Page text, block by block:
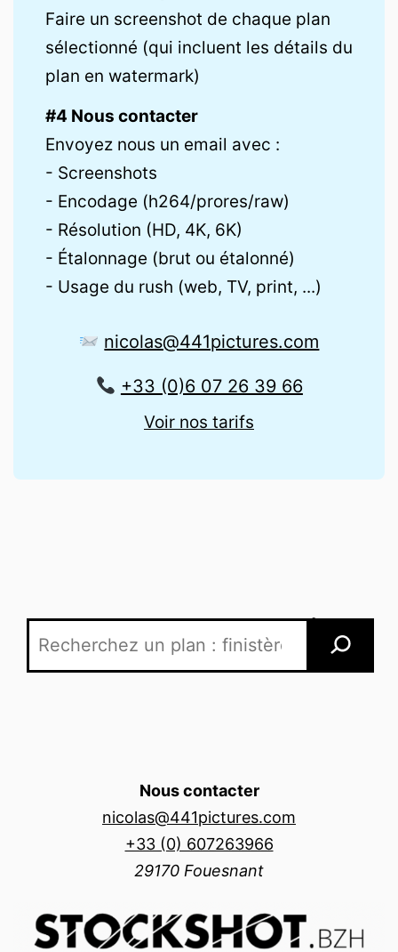
Faire un screenshot de chaque plan
sélectionné (qui incluent les détails du
plan en watermark)
#4 Nous contacter
Envoyez nous un email avec :
- Screenshots
- Encodage (h264/prores/raw)
- Résolution (HD, 4K, 6K)
- Étalonnage (brut ou étalonné)
- Usage du rush (web, TV, print, ...)
nicolas@441pictures.com
+33 (0)6 07 26 39 66
Voir nos tarifs
Recherche par mots-clés
Nous contacter
nicolas@441pictures.com
+33 (0) 607263966
29170 Fouesnant